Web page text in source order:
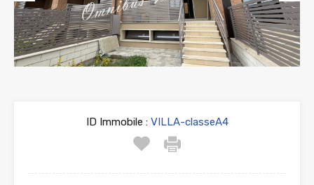
Previous Next
ID Immobile :VILLA-classeA4